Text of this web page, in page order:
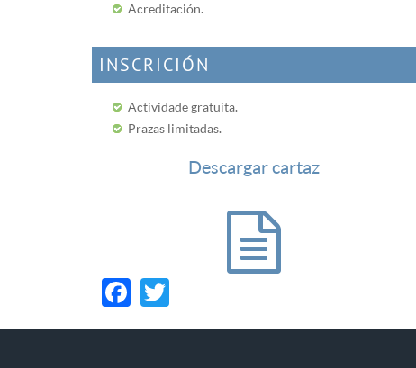
Acreditación.
INSCRICIÓN
Actividade gratuita.
Prazas limitadas.
Descargar cartaz
Facebook